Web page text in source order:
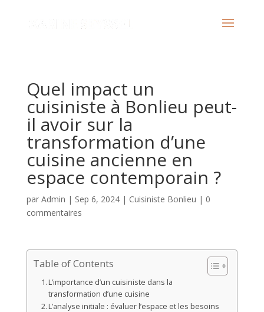
Quel impact un
cuisiniste à Bonlieu peut-
il avoir sur la
transformation d’une
cuisine ancienne en
espace contemporain ?
par Admin | Sep 6, 2024| Cuisiniste Bonlieu | 0
commentaires
Table of Contents
L’importance d’un cuisiniste dans la
transformation d’une cuisine
L’analyse initiale : évaluer l’espace et les besoins